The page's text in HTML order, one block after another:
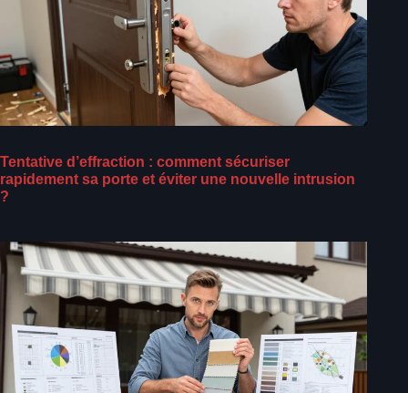
Tentative d’effraction : comment sécuriser
rapidement sa porte et éviter une nouvelle intrusion
?